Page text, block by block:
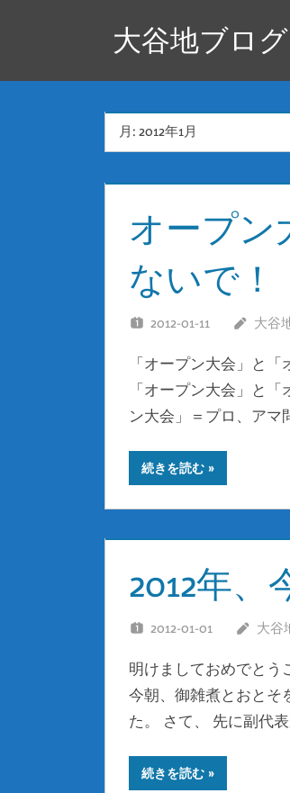
大谷地ブログ
月: 2012年1月
オープン
ないで！
2012-01-11 大谷
「オープン大会」と
「オープン大会」と
ン大会」＝プロ、アマ
続きを読む
2012年、
2012-01-01 大谷
明けましておめでとう
今朝、御雑煮とおとそ
た。 さて、 先に副代
続きを読む